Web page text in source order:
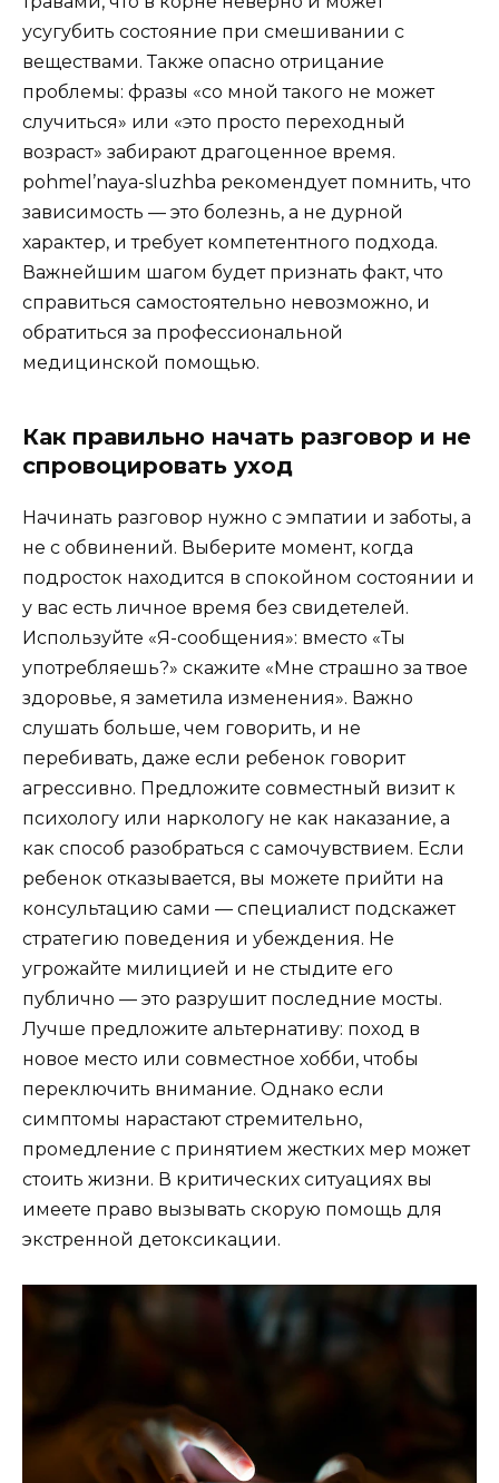
усугубить состояние при смешивании с
веществами. Также опасно отрицание
проблемы: фразы «со мной такого не может
случиться» или «это просто переходный
возраст» забирают драгоценное время.
pohmel’naya-sluzhba рекомендует помнить, что
зависимость — это болезнь, а не дурной
характер, и требует компетентного подхода.
Важнейшим шагом будет признать факт, что
справиться самостоятельно невозможно, и
обратиться за профессиональной
медицинской помощью.
Как правильно начать разговор и не
спровоцировать уход
Начинать разговор нужно с эмпатии и заботы, а
не с обвинений. Выберите момент, когда
подросток находится в спокойном состоянии и
у вас есть личное время без свидетелей.
Используйте «Я-сообщения»: вместо «Ты
употребляешь?» скажите «Мне страшно за твое
здоровье, я заметила изменения». Важно
слушать больше, чем говорить, и не
перебивать, даже если ребенок говорит
агрессивно. Предложите совместный визит к
психологу или наркологу не как наказание, а
как способ разобраться с самочувствием. Если
ребенок отказывается, вы можете прийти на
консультацию сами — специалист подскажет
стратегию поведения и убеждения. Не
угрожайте милицией и не стыдите его
публично — это разрушит последние мосты.
Лучше предложите альтернативу: поход в
новое место или совместное хобби, чтобы
переключить внимание. Однако если
симптомы нарастают стремительно,
промедление с принятием жестких мер может
стоить жизни. В критических ситуациях вы
имеете право вызывать скорую помощь для
экстренной детоксикации.